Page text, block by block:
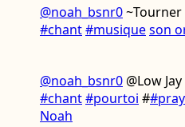
@noah_bsnr0
#chant#musiqueson
@noah_bsnr0 @Low
#chant#pourtoi #
Noah